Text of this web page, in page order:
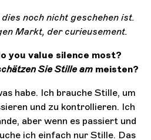
noch nicht geschehen ist.
Markt, der curieusement.
you value silence most?
Sie Stille am meisten?
habe. Ich brauche Stille, um
und zu kontrollieren. Ich
aber wenn es passiert und
ich einfach nur Stille. Das